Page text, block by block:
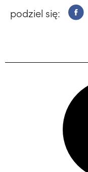
podziel się: